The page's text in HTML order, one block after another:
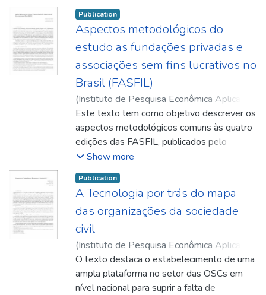
Publication
Aspectos metodológicos do
estudo as fundações privadas e
associações sem fins lucrativos no
Brasil (FASFIL)
(Instituto de Pesquisa Econômica Aplicada
(Ipea),2019-06)Oliveira, Clician do Couto;
Freire, Denise Guichard;Marta, Francisco de
Souza
Este texto tem como objetivo descrever os
aspectos metodológicos comuns às quatro
edições das FASFIL, publicados pelo
Instituto Brasileiro de Geografia e
Estatística (IBGE), indicando os principais
elementos de delimitação do universo sob
estudo, e pontuar as principais
reformulações implementadas ao longo do
tempo, tendo como referência o Handbook
on Non-Profit Institutions in the System of
National Accounts (manual sobre as
instituições sem fins lucrativos no sistema
de contas nacionais, das Nações Unidas)
Show more
Publication
A Tecnologia por trás do mapa
das organizações da sociedade
civil
(Instituto de Pesquisa Econômica Aplicada
(Ipea),2019-06 )Nascimento, Tiago ;
Ferreira, Eric;Cotta, Kleyton Pontes;Praia,
Vagner
O texto destaca o estabelecimento de uma
ampla plataforma no setor das OSCs em
nível nacional para suprir a falta de